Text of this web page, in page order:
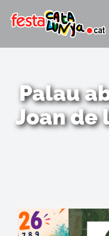
Palau
Joan de